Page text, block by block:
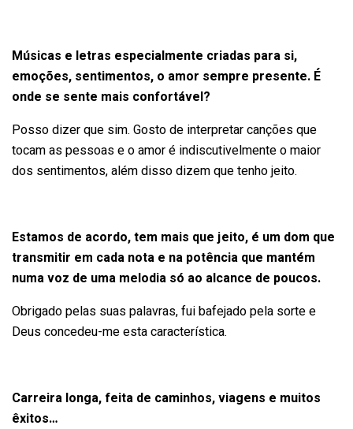
Músicas e letras especialmente criadas para si,
emoções, sentimentos, o amor sempre presente. É
onde se sente mais confortável?
Posso dizer que sim. Gosto de interpretar canções que
tocam as pessoas e o amor é indiscutivelmente o maior
dos sentimentos, além disso dizem que tenho jeito.
Estamos de acordo, tem mais que jeito, é um dom que
transmitir em cada nota e na potência que mantém
numa voz de uma melodia só ao alcance de poucos.
Obrigado pelas suas palavras, fui bafejado pela sorte e
Deus concedeu-me esta característica.
Carreira longa, feita de caminhos, viagens e muitos
êxitos…